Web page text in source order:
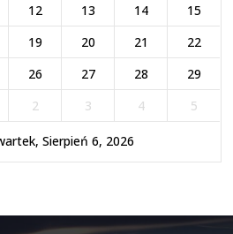
12 13 14
15
19 20 21
22
26 27 28
29
2 3 4 5
Sierpień 6, 2026